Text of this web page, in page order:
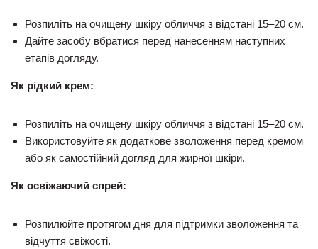
Розпиліть на очищену шкіру обличчя з відстані 15–20 см.
Дайте засобу вбратися перед нанесенням наступних
етапів догляду.
Як рідкий крем:
Розпиліть на очищену шкіру обличчя з відстані 15–20 см.
Використовуйте як додаткове зволоження перед кремом
або як самостійний догляд для жирної шкіри.
Як освіжаючий спрей:
Розпилюйте протягом дня для підтримки зволоження та
відчуття свіжості.